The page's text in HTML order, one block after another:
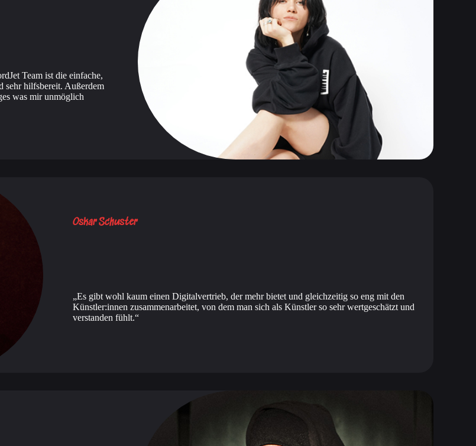
Team ist die einfache,
sehr hilfsbereit. Außerdem
was mir unmöglich
Oskar Schuster
Es gibt wohl kaum einen Digitalvertrieb, der mehr bietet und gleichzeitig so eng mit den
Künstler:innen zusammenarbeitet, von dem man sich als Künstler so sehr wertgeschätzt und
verstanden fühlt.